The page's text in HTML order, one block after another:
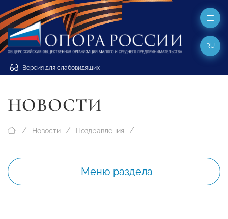
Версия для слабовидящих
RU
НОВОСТИ
Новости Поздравления
Меню раздела